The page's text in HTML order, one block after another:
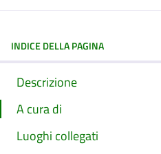
INDICE DELLA PAGINA
Descrizione
A cura di
Luoghi collegati